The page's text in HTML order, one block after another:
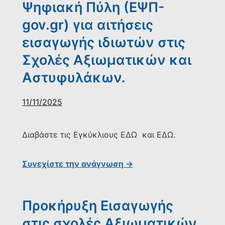
Ψηφιακή Πύλη (ΕΨΠ-
gov.gr) για αιτήσεις
εισαγωγής ιδιωτών στις
Σχολές Αξιωματικών και
Αστυφυλάκων.
11/11/2025
Διαβάστε τις Εγκύκλιους ΕΔΩ και ΕΔΩ.
Συνεχίστε την ανάγνωση →
Προκήρυξη Εισαγωγής